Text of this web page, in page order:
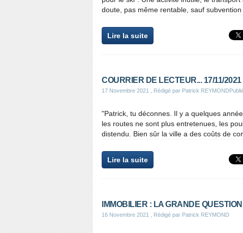
doute, pas même rentable, sauf subvention
Lire la suite
COURRIER DE LECTEUR... 17/11/2021
17 Novembre 2021 , Rédigé par Patrick REYMOND
"Patrick, tu déconnes. Il y a quelques
les routes ne sont plus entretenues, les
distendu. Bien sûr la ville a des coûts de
Lire la suite
IMMOBILIER : LA GRANDE QUESTION
16 Novembre 2021 , Rédigé par Patrick REYMOND